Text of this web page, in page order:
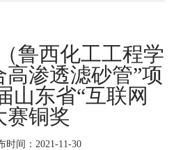
鲁西化工工程学
高渗透滤砂管”项
山东省“互联网
赛铜奖
时间：2021-11-30